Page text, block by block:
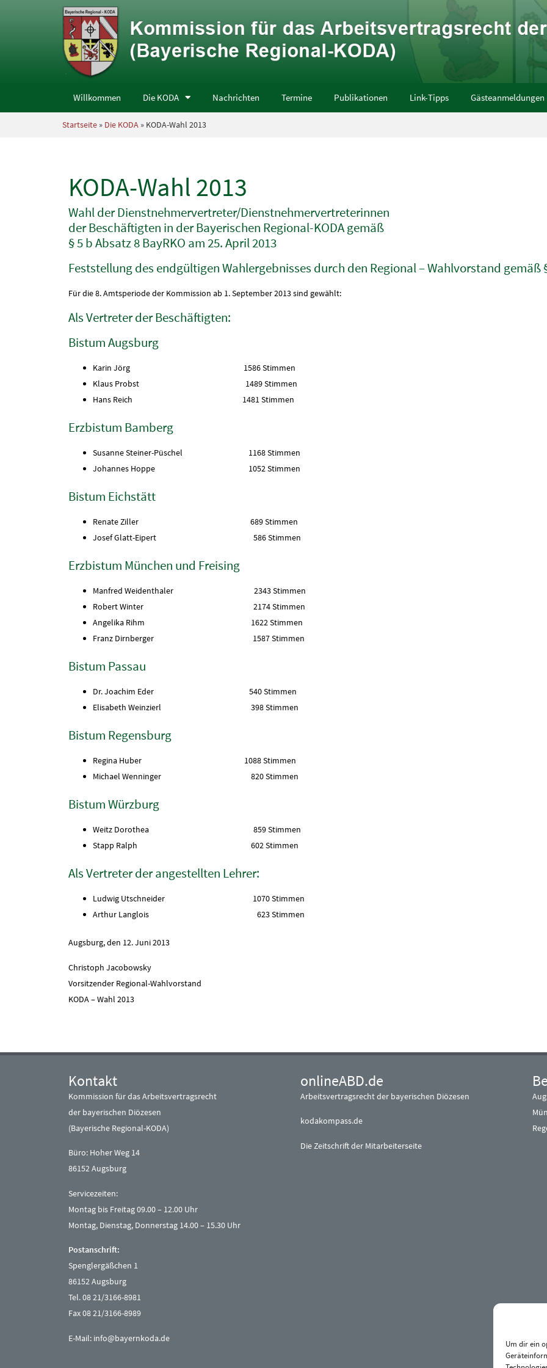
Um dir ein
Willkommen Die KODA Nachrichten Termine Publikationen Link-Tipps Gästeanmeldungen
Startseite » Die KODA » KODA-Wahl 2013
KODA-Wahl 2013
Wahl der Dienstnehmervertreter/Dienstnehmervertreterinnen
der Beschäftigten in der Bayerischen Regional-KODA gemäß
§ 5 b Absatz 8 BayRKO am 25. April 2013
Feststellung des endgültigen Wahlergebnisses durch den Regional – Wahlvorstand gemäß
Für die 8. Amtsperiode der Kommission ab 1. September 2013 sind gewählt:
Als Vertreter der Beschäftigten:
Bistum Augsburg
Karin Jörg 1586 Stimmen
Klaus Probst 1489 Stimmen
Hans Reich 1481 Stimmen
Erzbistum Bamberg
Susanne Steiner-Püschel 1168 Stimmen
Johannes Hoppe 1052 Stimmen
Bistum Eichstätt
Renate Ziller 689 Stimmen
Josef Glatt-Eipert 586 Stimmen
Erzbistum München und Freising
Manfred Weidenthaler 2343 Stimmen
Robert Winter 2174 Stimmen
Angelika Rihm 1622 Stimmen
Franz Dirnberger 1587 Stimmen
Bistum Passau
Dr. Joachim Eder 540 Stimmen
Elisabeth Weinzierl 398 Stimmen
Bistum Regensburg
Regina Huber 1088 Stimmen
Michael Wenninger 820 Stimmen
Bistum Würzburg
Weitz Dorothea 859 Stimmen
Stapp Ralph 602 Stimmen
Als Vertreter der angestellten Lehrer:
Ludwig Utschneider 1070 Stimmen
Arthur Langlois 623 Stimmen
Augsburg, den 12. Juni 2013
Christoph Jacobowsky
Vorsitzender Regional-Wahlvorstand
KODA – Wahl 2013
Kontakt
Kommission für das Arbeitsvertragsrecht
der bayerischen Diözesen
(Bayerische Regional-KODA)
Büro: Hoher Weg 14
86152 Augsburg
Servicezeiten:
Montag bis Freitag 09.00 – 12.00 Uhr
Montag, Dienstag, Donnerstag 14.00 – 15.30 Uhr
Postanschrift:
Spenglergäßchen 1
86152 Augsburg
Tel. 08 21/3166-8981
Fax 08 21/3166-8989
E-Mail: info@bayernkoda.de
onlineABD.de
Arbeitsvertragsrecht der bayerischen Diözesen
kodakompass.de
Die Zeitschrift der Mitarbeiterseite